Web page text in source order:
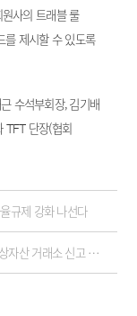
사의 트래블 룰
를 제시할 수 있도록
수석부회장, 김기배
TFT 단장(협회
규제 강화 나선다
[보도자료] 한국블록체인협회 가상자산 거래소 신고 정상화 대책 마련 촉구